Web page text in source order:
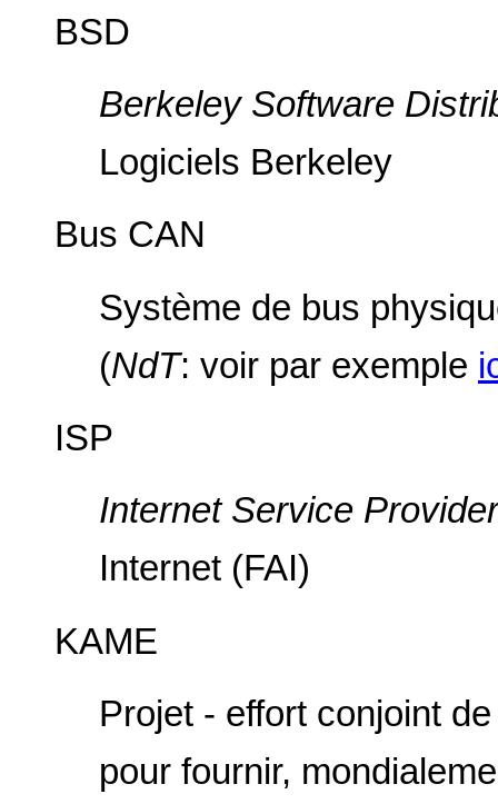
BSD
Berkeley Software
Logiciels Berkeley
Bus CAN
Système de bus
(NdT: voir par exemple
ISP
Internet Service Provider
Internet (FAI)
KAME
Projet - effort conjoint
pour fournir,